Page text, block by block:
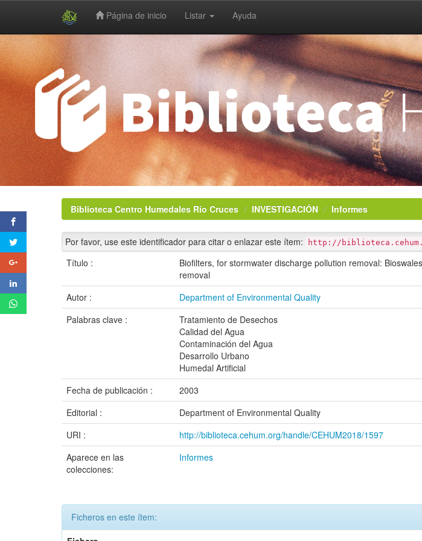
Página de inicio Listar Ayuda
Biblioteca Centro Humedales Río Cruces INVESTIGACIÓN Informes
Por favor, use este identificador para citar o enlazar este ítem: http://
Título :
Biofilters, for stormwater discharge pollution removal:
removal
Autor :
Department of Environmental Quality
Palabras clave :
Tratamiento de Desechos
Calidad del Agua
Contaminación del Agua
Desarrollo Urbano
Humedal Artificial
Fecha de publicación :
2003
Editorial :
Department of Environmental Quality
URI :
http://biblioteca.cehum.org/handle/CEHUM2018/1597
Aparece en las
colecciones:
Informes
Ficheros en este ítem: